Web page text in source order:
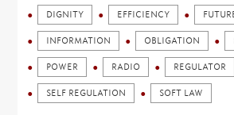
DIGNITY EFFICIENCY
INFORMATION OBLIGATION
POWER RADIO REGULATOR
SELF REGULATION SOFT LAW